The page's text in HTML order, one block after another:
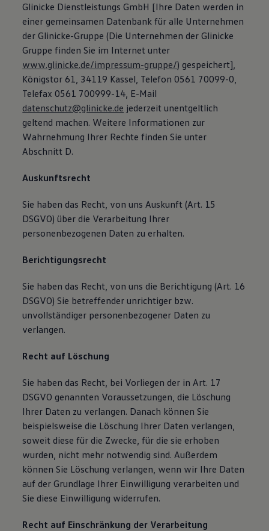
Glinicke Dienstleistungs GmbH [Ihre Daten werden in
einer gemeinsamen Datenbank für alle Unternehmen
der Glinicke-Gruppe (Die Unternehmen der Glinicke
Gruppe finden Sie im Internet unter
www.glinicke.de/impressum-gruppe/) gespeichert],
Königstor 61, 34119 Kassel, Telefon 0561 70099-0,
Telefax 0561 700999-14, E-Mail
datenschutz@glinicke.de jederzeit unentgeltlich
geltend machen. Weitere Informationen zur
Wahrnehmung Ihrer Rechte finden Sie unter
Abschnitt D.
Auskunftsrecht
Sie haben das Recht, von uns Auskunft (Art. 15
DSGVO) über die Verarbeitung Ihrer
personenbezogenen Daten zu erhalten.
Berichtigungsrecht
Sie haben das Recht, von uns die Berichtigung (Art. 16
DSGVO) Sie betreffender unrichtiger bzw.
unvollständiger personenbezogener Daten zu
verlangen.
Recht auf Löschung
Sie haben das Recht, bei Vorliegen der in Art. 17
DSGVO genannten Voraussetzungen, die Löschung
Ihrer Daten zu verlangen. Danach können Sie
beispielsweise die Löschung Ihrer Daten verlangen,
soweit diese für die Zwecke, für die sie erhoben
wurden, nicht mehr notwendig sind. Außerdem
können Sie Löschung verlangen, wenn wir Ihre Daten
auf der Grundlage Ihrer Einwilligung verarbeiten und
Sie diese Einwilligung widerrufen.
Recht auf Einschränkung der Verarbeitung